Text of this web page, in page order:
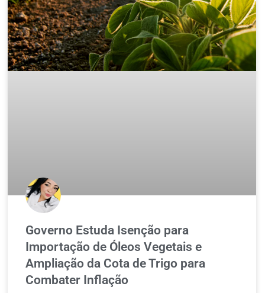
Governo Estuda Isenção para
Importação de Óleos Vegetais e
Ampliação da Cota de Trigo para
Combater Inflação